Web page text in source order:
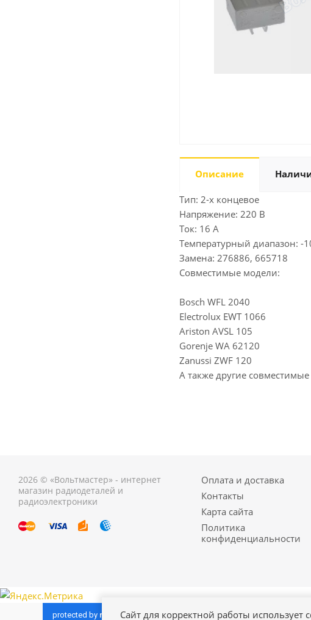
Описание
Тип: 2-х концевое
Напряжение: 220 В
Ток: 16 А
Температурный диапазон: -
Замена: 276886, 665718
Совместимые модели:
Bosch WFL 2040
Electrolux EWT 1066
Ariston AVSL 105
Gorenje WA 62120
Zanussi ZWF 120
А также другие
2026 © «Вольтмастер» - интернет
магазин радиодеталей и
радиоэлектроники
Оплата и доставка
Контакты
Карта сайта
Политика
конфиденциальности
Сайт для корректной работы